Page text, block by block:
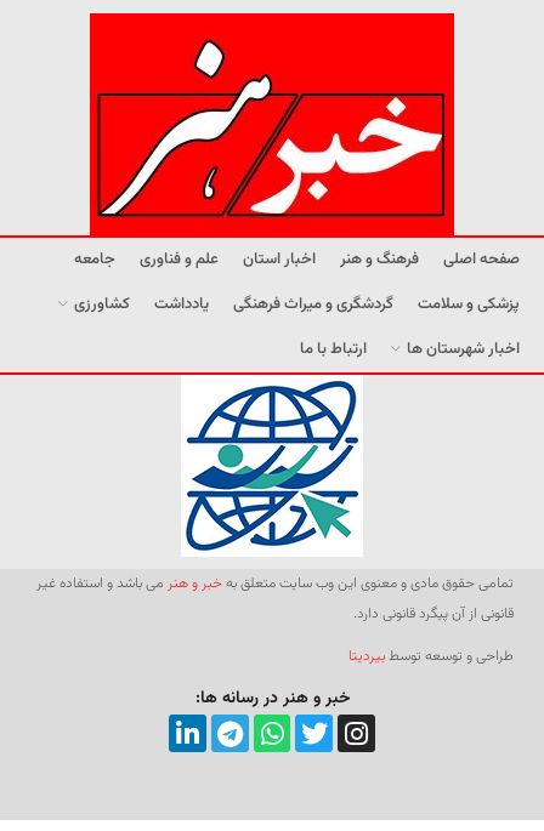
صفحه اصلی فرهنگ و هنر اخبار استان علم و فناوری
جامعه
پزشکی و سلامت
گردشگری و میراث فرهنگی یادداشت
کشاورزی
اخبار شهرستان ها
ارتباط با ما
تمامی حقوق مادی و معنوی این وب سایت متعلق بهخبر و هنر می باشد و استفاده غیر
قانونی از آن پیگرد قانونی دارد.
طراحی و توسعه توسطبیردیتا
خبر و هنر در رسانه ها: